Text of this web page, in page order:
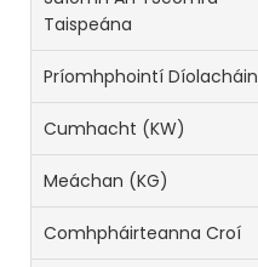
Taispeána
Príomhphointí Díolacháin
Cumhacht (kW)
Meáchan (KG)
Comhpháirteanna Croí